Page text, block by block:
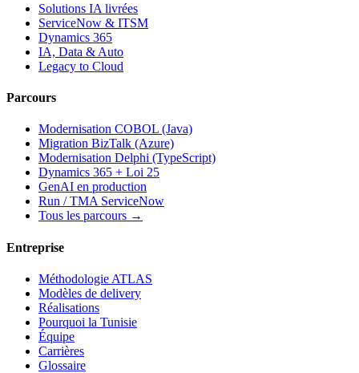
Solutions IA livrées
ServiceNow & ITSM
Dynamics 365
IA, Data & Auto
Legacy to Cloud
Parcours
Modernisation COBOL (Java)
Migration BizTalk (Azure)
Modernisation Delphi (TypeScript)
Dynamics 365 + Loi 25
GenAI en production
Run / TMA ServiceNow
Tous les parcours →
Entreprise
Méthodologie ATLAS
Modèles de delivery
Réalisations
Pourquoi la Tunisie
Équipe
Carrières
Glossaire